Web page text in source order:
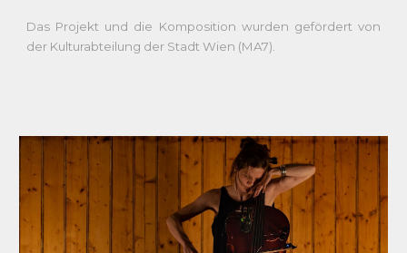
Das Projekt und die Komposition wurden gefördert von
der Kulturabteilung der Stadt Wien (MA7).